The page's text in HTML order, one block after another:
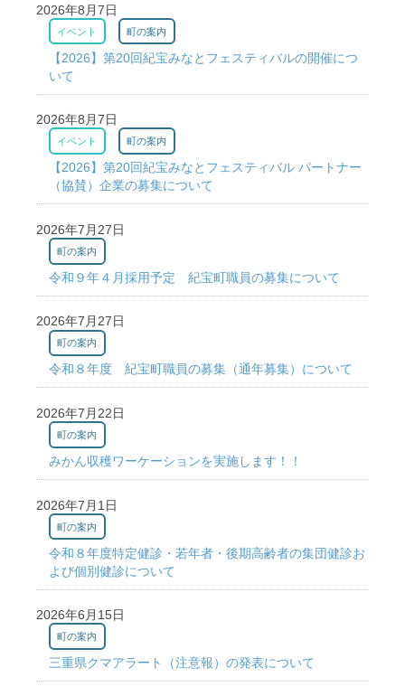
2026年8月7日
イベント 町の案内
【2026】第20回紀宝みなとフェスティバルの開催につ
いて
2026年8月7日
イベント 町の案内
【2026】第20回紀宝みなとフェスティバル パートナー
（協賛）企業の募集について
2026年7月27日
町の案内
令和９年４月採用予定 紀宝町職員の募集について
2026年7月27日
町の案内
令和８年度 紀宝町職員の募集（通年募集）について
2026年7月22日
町の案内
みかん収穫ワーケーションを実施します！！
2026年7月1日
町の案内
令和８年度特定健診・若年者・後期高齢者の集団健診お
よび個別健診について
2026年6月15日
町の案内
三重県クマアラート（注意報）の発表について